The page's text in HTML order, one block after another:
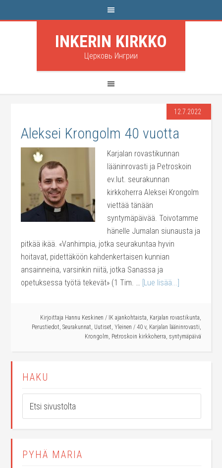
INKERIN KIRKKO
Церковь Ингрии
12.7.2022
Aleksei Krongolm 40 vuotta
Karjalan rovastikunnan
lääninrovasti ja Petroskoin
ev.lut. seurakunnan
kirkkoherra Aleksei Krongolm
viettää tänään
syntymäpäivää. Toivotamme
hänelle Jumalan siunausta ja
pitkää ikää. «Vanhimpia, jotka seurakuntaa hyvin
hoitavat, pidettäköön kahdenkertaisen kunnian
ansainneina, varsinkin niitä, jotka Sanassa ja
opetuksessa työtä tekevät» (1 Tim. … [Lue lisää...]
Kirjoittaja Hannu Keskinen / IK ajankohtaista, Karjalan rovastikunta,
Perustiedot, Seurakunnat, Uutiset, Yleinen / 40 v, Karjalan lääninrovasti,
Krongolm, Petroskoin kirkkoherra, syntymäpäivä
HAKU
PYHÄ MARIA